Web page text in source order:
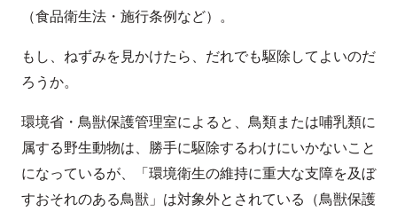
（食品衛生法・施行条例など）。
もし、ねずみを見かけたら、だれでも駆除してよいのだ
ろうか。
環境省・鳥獣保護管理室によると、鳥類または哺乳類に
属する野生動物は、勝手に駆除するわけにいかないこと
になっているが、「環境衛生の維持に重大な支障を及ぼ
すおそれのある鳥獣」は対象外とされている（鳥獣保護